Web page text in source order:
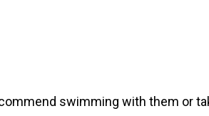
swimming with them or